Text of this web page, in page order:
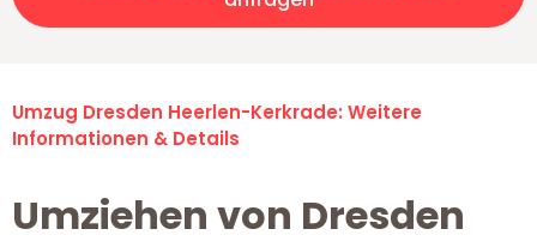
Umzug Dresden Heerlen-Kerkrade: Weitere
Informationen & Details
Umziehen von Dresden